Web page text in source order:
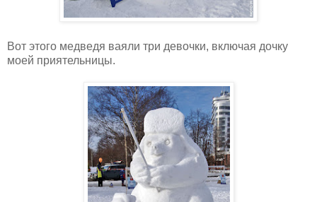
Вот этого медведя ваяли три девочки, включая дочку
моей приятельницы.